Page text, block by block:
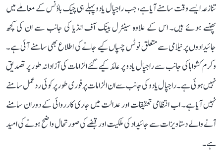
تنازعہ ایسے وقت سامنے آیا ہے، جب راجپال یادو پہلے ہی چیک باؤنس کے معاملے میں
پھنسے ہوئے ہیں۔ اس کے علاوہ سینٹرل بینک آف انڈیا کی جانب سے ان کی کچھ
جائیدادوں پر نیلامی سے متعلق نوٹس چسپاں کیے جانے کی اطلاع بھی سامنے آئی ہے۔
وکرم کشواہا کی جانب سے راجپال یادو پر عائد کیے گئے الزامات کی آزادانہ طور پر تصدیق
نہیں ہوئی ہے۔ راجپال یادو کی جانب سے ان الزامات پر فوری طور پر کوئی ردعمل سامنے
نہیں آیا ہے۔ اب انتظامی تحقیقات اور عدالت میں جاری کارروائی کے دوران سامنے
آنے والے دستاویزات سے جائیداد کی ملکیت اور قبضے کی صورتحال واضح ہونے کی امید
ہے۔